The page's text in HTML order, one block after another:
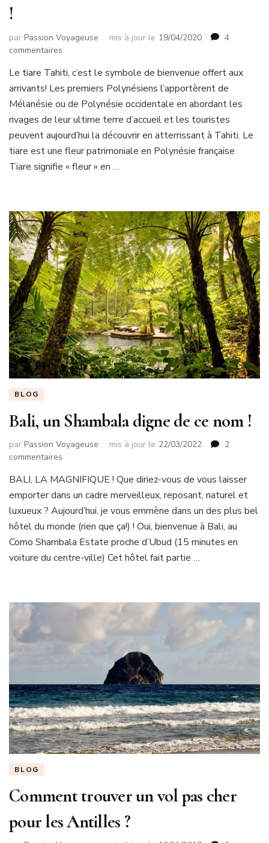
!
par Passion Voyageuse mis à jour le 19/04/2020
4
commentaires
Tiare
Tahiti
…
qu’un
symbole
Le tiare Tahiti, c’est le symbole de bienvenue offert aux
arrivants! Les premiers Polynésiens l’apportèrent de
Mélanésie ou de Polynésie occidentale en abordant les
rivages de leur ultime terre d’accueil et les touristes
peuvent aujourd’hui la découvrir en atterrissant à Tahiti. Le
tiare est une fleur patrimoniale en Polynésie française
Tiare signifie « fleur » en …
BLOG
Bali, un Shambala digne de ce nom !
par Passion Voyageuse mis à jour le 22/03/2022
2
commentaires
un
Shambala
digne
de
ce
nom
!
BALI, LA MAGNIFIQUE ! Que diriez-vous de vous laisser
emporter dans un cadre merveilleux, reposant, naturel et
luxueux ? Aujourd’hui, je vous emmène dans un des plus bel
hôtel du monde (rien que ça!) ! Oui, bienvenue à Bali, au
Como Shambala Estate proche d’Ubud (15 minutes en
voiture du centre-ville) Cet hôtel fait partie …
BLOG
Comment trouver un vol pas cher
pour les Antilles ?